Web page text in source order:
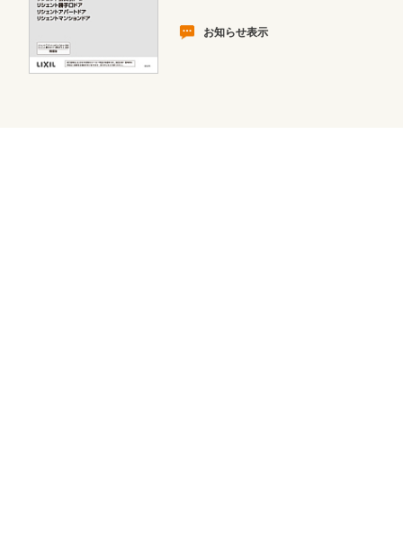
お知らせ表示